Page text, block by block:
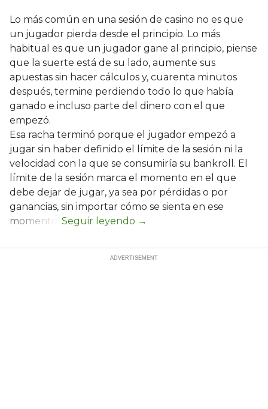
Lo más común en una sesión de casino no es que
un jugador pierda desde el principio. Lo más
habitual es que un jugador gane al principio, piense
que la suerte está de su lado, aumente sus
apuestas sin hacer cálculos y, cuarenta minutos
después, termine perdiendo todo lo que había
ganado e incluso parte del dinero con el que
empezó.
Esa racha terminó porque el jugador empezó a
jugar sin haber definido el límite de la sesión ni la
velocidad con la que se consumiría su bankroll. El
límite de la sesión marca el momento en el que
debe dejar de jugar, ya sea por pérdidas o por
ganancias, sin importar cómo se sienta en ese
momento.